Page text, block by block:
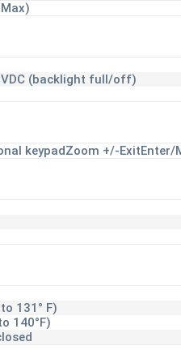
(backlight full/off)
keypadZoom +/-
131° F)
140°F)